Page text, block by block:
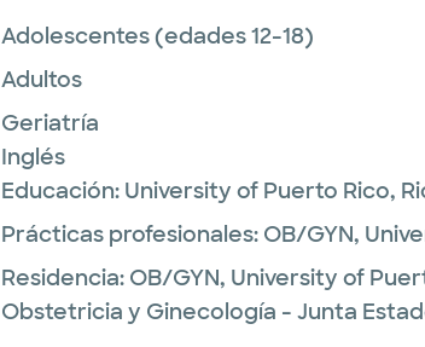
Adolescentes (edades 12-18)
Adultos
Geriatría
Inglés
Educación: University of Puerto Rico,
Prácticas profesionales: OB/GYN,
Residencia: OB/GYN, University of
Obstetricia y Ginecología - Junta